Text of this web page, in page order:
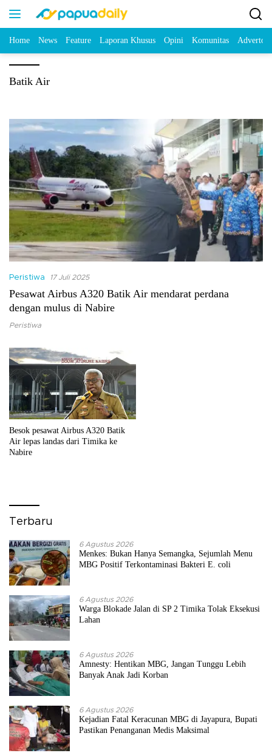
Home News Feature Laporan Khusus Opini Komunitas
Batik Air
Peristiwa 17 Juli 2025
Pesawat Airbus A320 Batik Air mendarat perdana
dengan mulus di Nabire
Peristiwa
Besok pesawat Airbus A320 Batik
Air lepas landas dari Timika ke
Nabire
Terbaru
6 Agustus 2026
Menkes: Bukan Hanya Semangka, Sejumlah Menu
MBG Positif Terkontaminasi Bakteri E. coli
6 Agustus 2026
Warga Blokade Jalan di SP 2 Timika Tolak Eksekusi
Lahan
6 Agustus 2026
Amnesty: Hentikan MBG, Jangan Tunggu Lebih
Banyak Anak Jadi Korban
6 Agustus 2026
Kejadian Fatal Keracunan MBG di Jayapura, Bupati
Pastikan Penanganan Medis Maksimal